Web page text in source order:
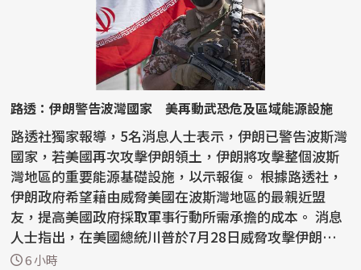
路透：伊朗警告波灣國家 美再動武恐危及區域能源設施
路透社獨家報導，5名消息人士表示，伊朗已警告波斯灣
國家，若美國再次攻擊伊朗領土，伊朗將攻擊整個波斯
灣地區的重要能源基礎設施，以示報復。 根據路透社，
伊朗政府希望藉由威脅美國在波斯灣地區的最親近盟
友，提高美國政府採取軍事行動所需承擔的成本。 消息
人士指出，在美國總統川普於7月28日威脅攻擊伊朗能源
網絡...
6 小時